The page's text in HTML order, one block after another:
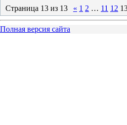
Страница 13 из 13 « 1 2 … 11 12
Полная версия сайта